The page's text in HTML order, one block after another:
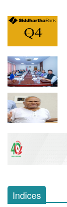
Indices